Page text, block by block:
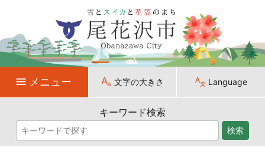
メニュー 文字の大きさ Language
キーワード検索
検索